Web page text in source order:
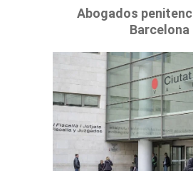
Abogados
Barcelona